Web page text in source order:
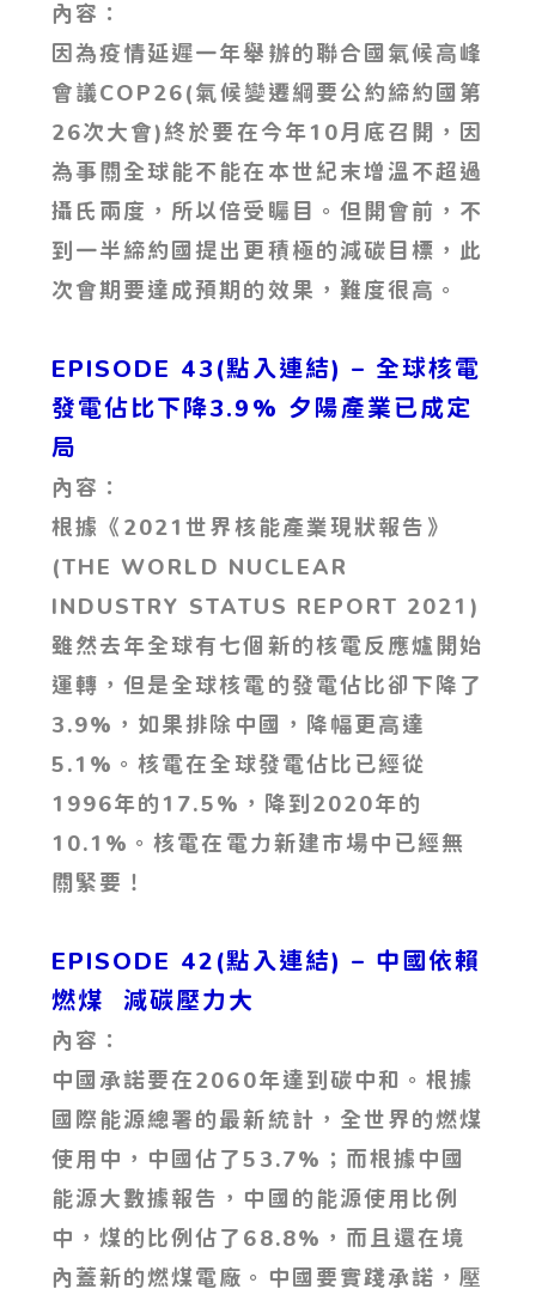
內容：
因為疫情延遲一年舉辦的聯合國氣候高峰
會議COP26(氣候變遷綱要公約締約國第
26次大會)終於要在今年10月底召開，因
為事關全球能不能在本世紀末增溫不超過
攝氏兩度，所以倍受矚目。但開會前，不
到一半締約國提出更積極的減碳目標，此
次會期要達成預期的效果，難度很高。
EPISODE 43(點入連結) – 全球核電
發電佔比下降3.9% 夕陽產業已成定
局
內容：
根據《2021世界核能產業現狀報告》
(THE WORLD NUCLEAR
INDUSTRY STATUS REPORT 2021)
雖然去年全球有七個新的核電反應爐開始
運轉，但是全球核電的發電佔比卻下降了
3.9%，如果排除中國，降幅更高達
5.1%。核電在全球發電佔比已經從
1996年的17.5%，降到2020年的
10.1%。核電在電力新建市場中已經無
關緊要！
EPISODE 42(點入連結) – 中國依賴
燃煤 減碳壓力大
內容：
中國承諾要在2060年達到碳中和。根據
國際能源總署的最新統計，全世界的燃煤
使用中，中國佔了53.7%；而根據中國
能源大數據報告，中國的能源使用比例
中，煤的比例佔了68.8%，而且還在境
內蓋新的燃煤電廠。中國要實踐承諾，壓